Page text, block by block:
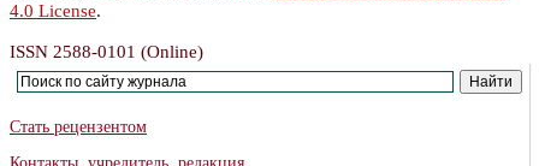
4.0 License.
ISSN 2588-0101 (Online)
Стать рецензентом